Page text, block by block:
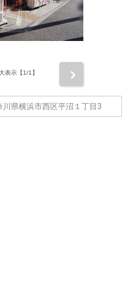
表示【1/1】
川県横浜市西区平沼１丁目3